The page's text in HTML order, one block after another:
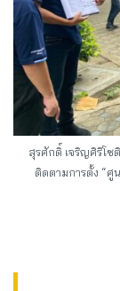
สุรศักดิ์ เจริญศิริโช
ติดตามการตั้ง “ศู